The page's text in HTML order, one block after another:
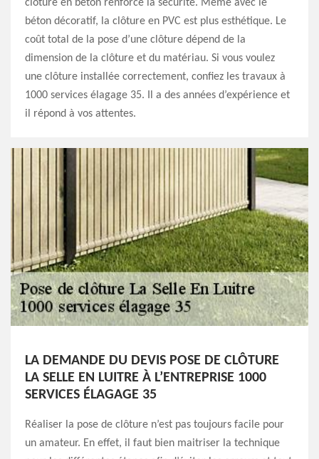
clôture en béton renforce la sécurité. Même avec le
béton décoratif, la clôture en PVC est plus esthétique. Le
coût total de la pose d’une clôture dépend de la
dimension de la clôture et du matériau. Si vous voulez
une clôture installée correctement, confiez les travaux à
1000 services élagage 35. Il a des années d’expérience et
il répond à vos attentes.
LA DEMANDE DU DEVIS POSE DE CLÔTURE
LA SELLE EN LUITRE À L’ENTREPRISE 1000
SERVICES ÉLAGAGE 35
Réaliser la pose de clôture n’est pas toujours facile pour
un amateur. En effet, il faut bien maitriser la technique